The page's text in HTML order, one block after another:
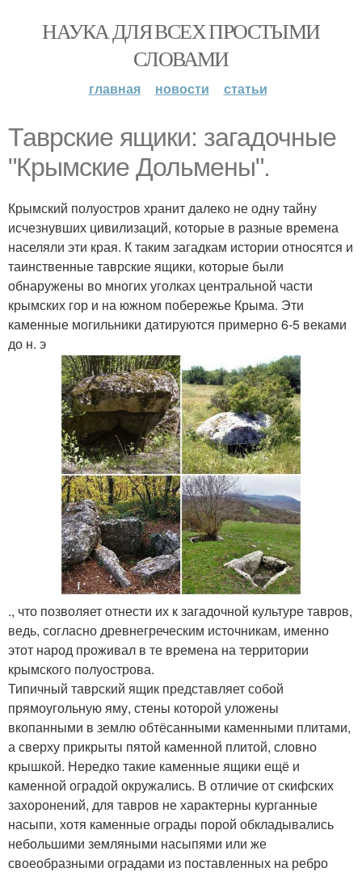
НАУКА ДЛЯ ВСЕХ ПРОСТЫМИ
СЛОВАМИ
главная новости статьи
Таврские ящики: загадочные
"Крымские Дольмены".
Крымский полуостров хранит далеко не одну тайну
исчезнувших цивилизаций, которые в разные времена
населяли эти края. К таким загадкам истории относятся и
таинственные таврские ящики, которые были
обнаружены во многих уголках центральной части
крымских гор и на южном побережье Крыма. Эти
каменные могильники датируются примерно 6-5 веками
до н. э
., что позволяет отнести их к загадочной культуре тавров,
ведь, согласно древнегреческим источникам, именно
этот народ проживал в те времена на территории
крымского полуострова.
Типичный таврский ящик представляет собой
прямоугольную яму, стены которой уложены
вкопанными в землю обтёсанными каменными плитами,
а сверху прикрыты пятой каменной плитой, словно
крышкой. Нередко такие каменные ящики ещё и
каменной оградой окружались. В отличие от скифских
захоронений, для тавров не характерны курганные
насыпи, хотя каменные ограды порой обкладывались
небольшими земляными насыпями или же
своеобразными оградами из поставленных на ребро